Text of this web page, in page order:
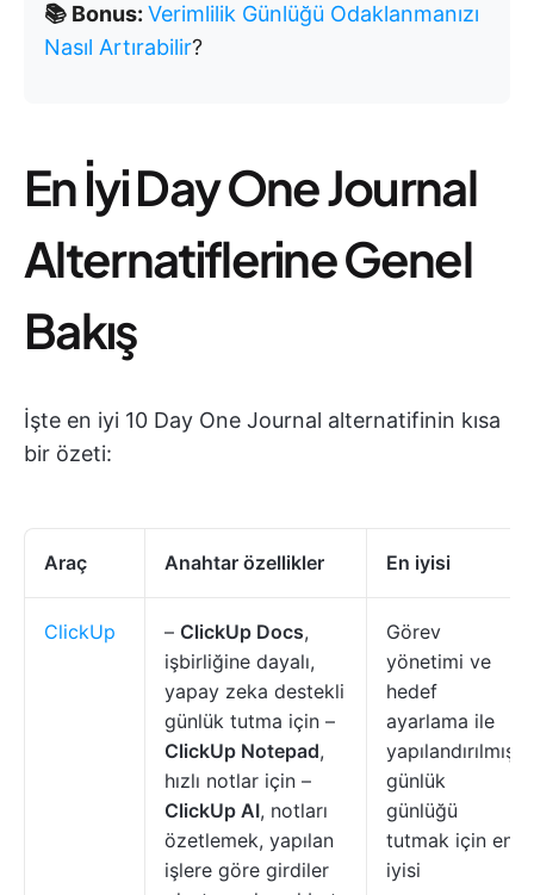
📚 Bonus: Verimlilik Günlüğü Odaklanmanızı
Nasıl Artırabilir?
En İyi Day One Journal
Alternatiflerine Genel
Bakış
İşte en iyi 10 Day One Journal alternatifinin kısa
bir özeti:
Araç Anahtar özellikler En iyisi
ClickUp – ClickUp Docs,
işbirliğine dayalı,
yapay zeka destekli
günlük tutma için –
ClickUp Notepad,
hızlı notlar için –
ClickUp AI, notları
özetlemek, yapılan
işlere göre girdiler
Görev
yönetimi ve
hedef
ayarlama ile
yapılandırılmış
günlük
günlüğü
tutmak için en
iyisi